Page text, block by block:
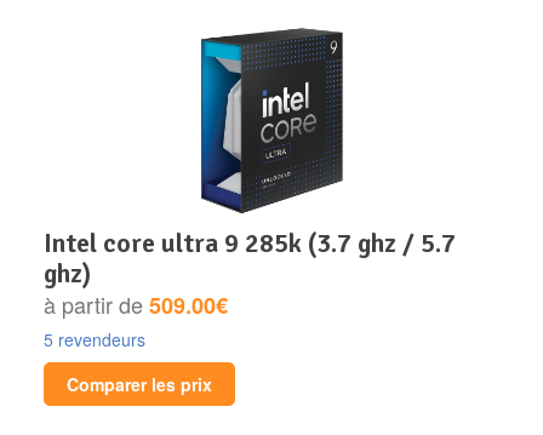
intel core ultra 9 285k (3.7 ghz / 5.7
ghz)
à partir de509.00€
5 revendeurs
Comparer les prix